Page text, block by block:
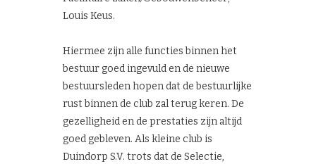
Louis Keus.
Hiermee zijn alle functies binnen het
bestuur goed ingevuld en de nieuwe
bestuursleden hopen dat de bestuurlijke
rust binnen de club zal terug keren. De
gezelligheid en de prestaties zijn altijd
goed gebleven. Als kleine club is
Duindorp S.V. trots dat de Selectie,